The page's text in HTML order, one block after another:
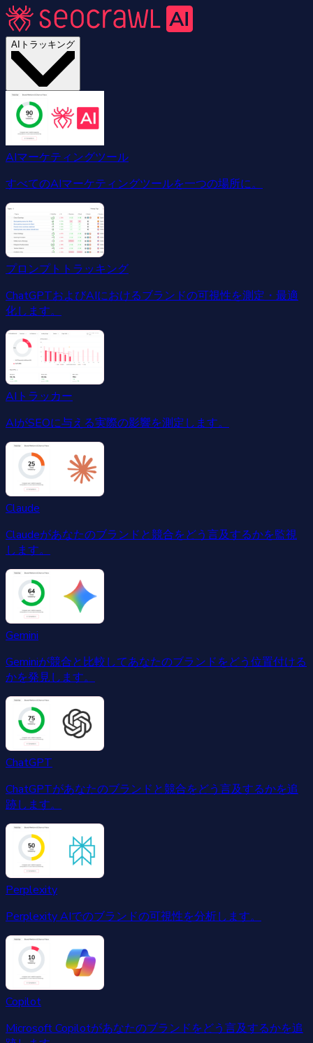
AIトラッキング
AIマーケティングツール
すべてのAIマーケティングツールを一つの場所に。
プロンプトトラッキング
ChatGPTおよびAIにおけるブランドの可視性を測定・最適
化します。
AIトラッカー
AIがSEOに与える実際の影響を測定します。
Claude
Claudeがあなたのブランドと競合をどう言及するかを監視
します。
Gemini
Geminiが競合と比較してあなたのブランドをどう位置付ける
かを発見します。
ChatGPT
ChatGPTがあなたのブランドと競合をどう言及するかを追
跡します。
Perplexity
Perplexity AIでのブランドの可視性を分析します。
Copilot
Microsoft Copilotがあなたのブランドをどう言及するかを追